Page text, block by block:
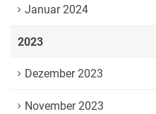
Januar 2024
2023
Dezember 2023
November 2023